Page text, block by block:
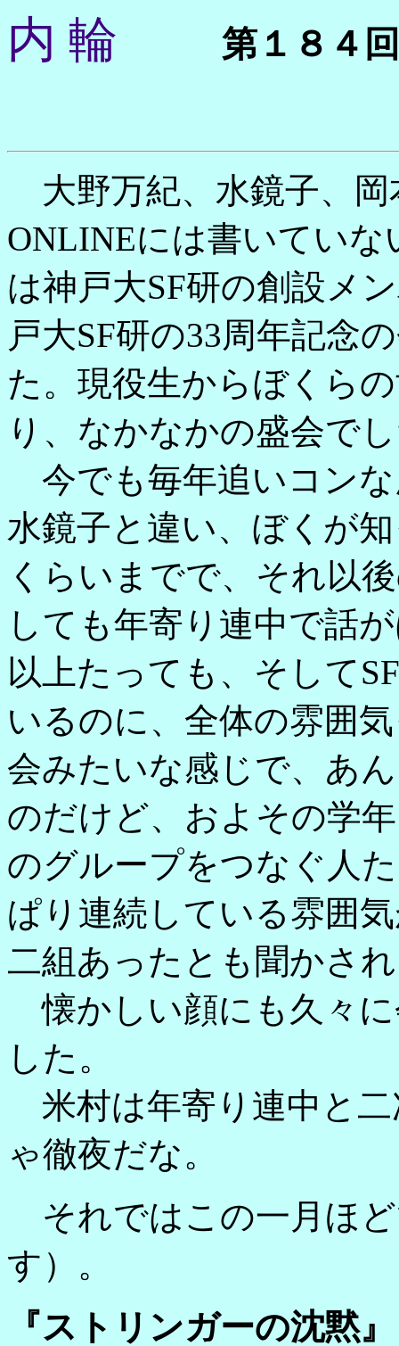
内 輪 第１８４回
大野万紀、水鏡子、岡
ONLINEには書いてい
は神戸大SF研の創設メ
戸大SF研の33周年記念
た。現役生からぼくら
り、なかなかの盛会で
今でも毎年追いコン
水鏡子と違い、ぼくが
くらいまでで、それ以
しても年寄り連中で話
以上たっても、そして
いるのに、全体の雰囲
会みたいな感じで、あ
のだけど、およその学
のグループをつなぐ人
ぱり連続している雰囲
二組あったとも聞かさ
懐かしい顔にも久々
した。
米村は年寄り連中と
ゃ徹夜だな。
それではこの一月ほ
す）。
『ストリンガーの沈黙